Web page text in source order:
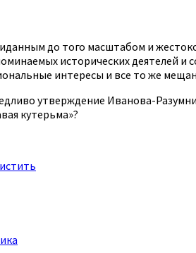
до того масштабом и
исторических деятелей и
интересы и все то же
утверждение Иванова-
кутерьма»?